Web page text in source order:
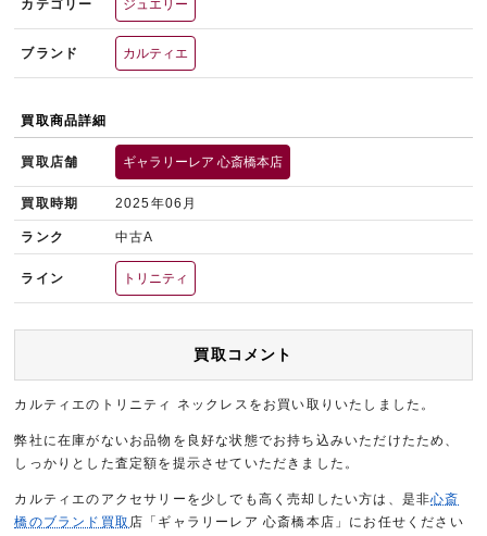
カテゴリー ジュエリー
ブランド カルティエ
買取商品詳細
買取店舗 ギャラリーレア 心斎橋本店
買取時期 2025年06月
ランク 中古A
ライン トリニティ
買取コメント
カルティエのトリニティ ネックレスをお買い取りいたしました。
弊社に在庫がないお品物を良好な状態でお持ち込みいただけたため、
しっかりとした査定額を提示させていただきました。
カルティエのアクセサリーを少しでも高く売却したい方は、是非心斎
橋のブランド買取 店「ギャラリーレア 心斎橋本店」にお任せください